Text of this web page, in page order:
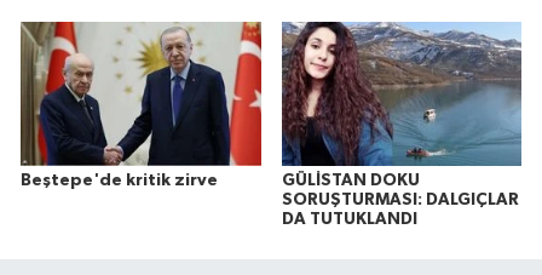
Beştepe'de kritik zirve
GÜLİSTAN DOKU
SORUŞTURMASI: DALGIÇLAR
DA TUTUKLANDI